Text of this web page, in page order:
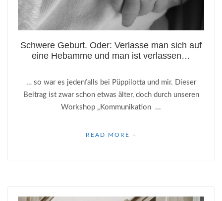
Schwere Geburt. Oder: Verlasse man sich auf
eine Hebamme und man ist verlassen…
… so war es jedenfalls bei Püppilotta und mir. Dieser
Beitrag ist zwar schon etwas älter, doch durch unseren
Workshop „Kommunikation ...
READ MORE +